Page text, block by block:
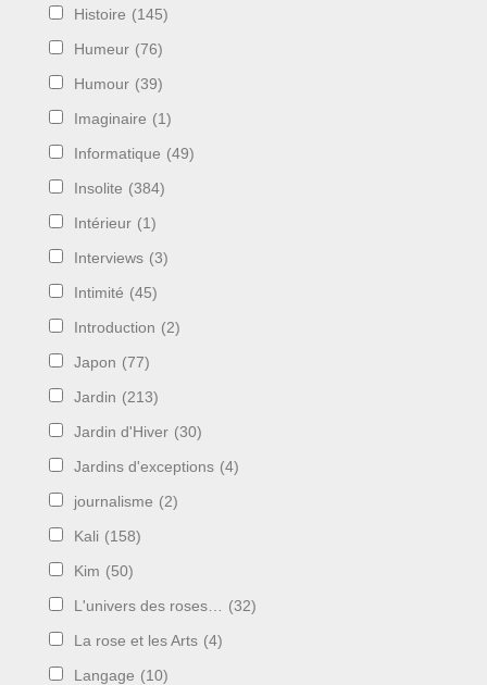
Histoire (145)
Humeur (76)
Humour (39)
Imaginaire (1)
Informatique (49)
Insolite (384)
Intérieur (1)
Interviews (3)
Intimité (45)
Introduction (2)
Japon (77)
Jardin (213)
Jardin d'Hiver (30)
Jardins d'exceptions (4)
journalisme (2)
Kali (158)
Kim (50)
L'univers des roses… (32)
La rose et les Arts (4)
Langage (10)